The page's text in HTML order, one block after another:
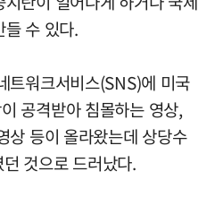
들 수 있다.
트워크서비스(SNS)에 미국
공격받아 침몰하는 영상,
상 등이 올라왔는데 상당수
것으로 드러났다.